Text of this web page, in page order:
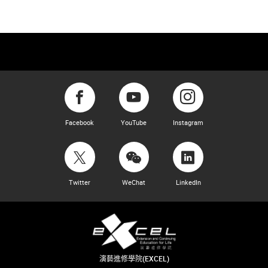
Facebook YouTube Instagram
Twitter WeChat LinkedIn
演藝進修學院(EXCEL)